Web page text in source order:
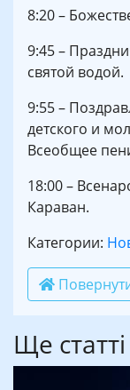
8:20 –
9:45 –
святой водой.
9:55 –
детского и
Всеобщее
18:00 –
Караван.
Категории:
Ще статті